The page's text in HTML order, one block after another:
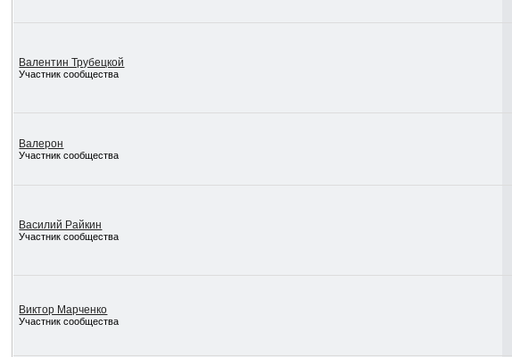
Валентин Трубецкой
Участник сообщества
Валерон
Участник сообщества
Василий Райкин
Участник сообщества
Виктор Марченко
Участник сообщества